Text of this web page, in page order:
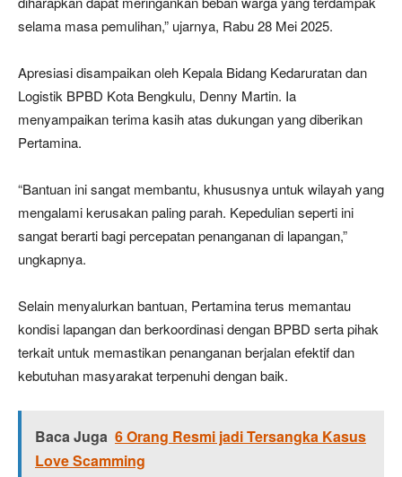
selama masa pemulihan,” ujarnya, Rabu 28 Mei 2025.
Apresiasi disampaikan oleh Kepala Bidang Kedaruratan dan
Logistik BPBD Kota Bengkulu, Denny Martin. Ia
menyampaikan terima kasih atas dukungan yang diberikan
Pertamina.
“Bantuan ini sangat membantu, khususnya untuk wilayah yang
mengalami kerusakan paling parah. Kepedulian seperti ini
sangat berarti bagi percepatan penanganan di lapangan,”
ungkapnya.
Selain menyalurkan bantuan, Pertamina terus memantau
kondisi lapangan dan berkoordinasi dengan BPBD serta pihak
terkait untuk memastikan penanganan berjalan efektif dan
kebutuhan masyarakat terpenuhi dengan baik.
Baca Juga 6 Orang Resmi jadi Tersangka Kasus
Love Scamming